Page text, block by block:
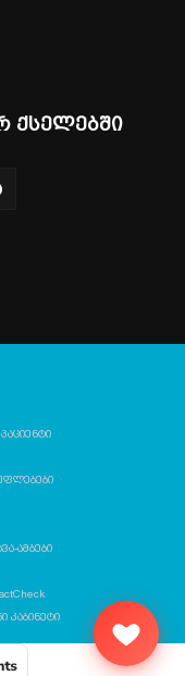
ქსელებში
ამბები
კაბინეტი